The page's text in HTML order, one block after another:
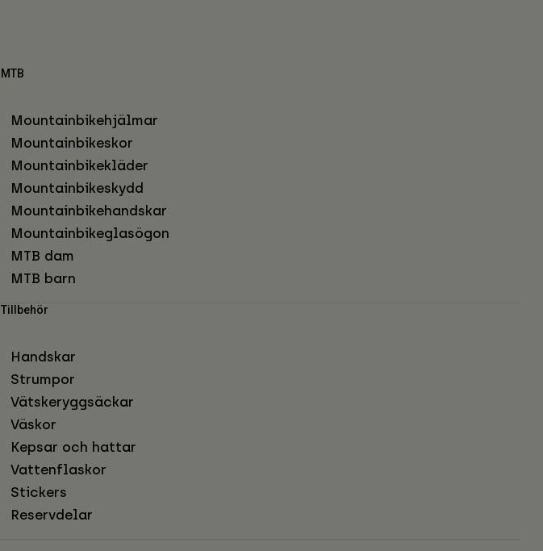
MTB
Mountainbikehjälmar
Mountainbikeskor
Mountainbikekläder
Mountainbikeskydd
Mountainbikehandskar
Mountainbikeglasögon
MTB dam
MTB barn
Tillbehör
Handskar
Strumpor
Vätskeryggsäckar
Väskor
Kepsar och hattar
Vattenflaskor
Stickers
Reservdelar